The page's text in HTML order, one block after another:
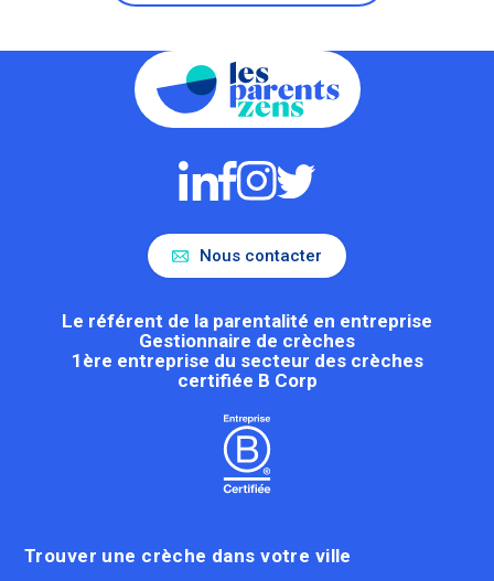
Nous contacter
Le référent de la parentalité en entreprise
Gestionnaire de crèches
1ère entreprise du secteur des crèches
certifiée B Corp
Trouver une crèche dans votre ville